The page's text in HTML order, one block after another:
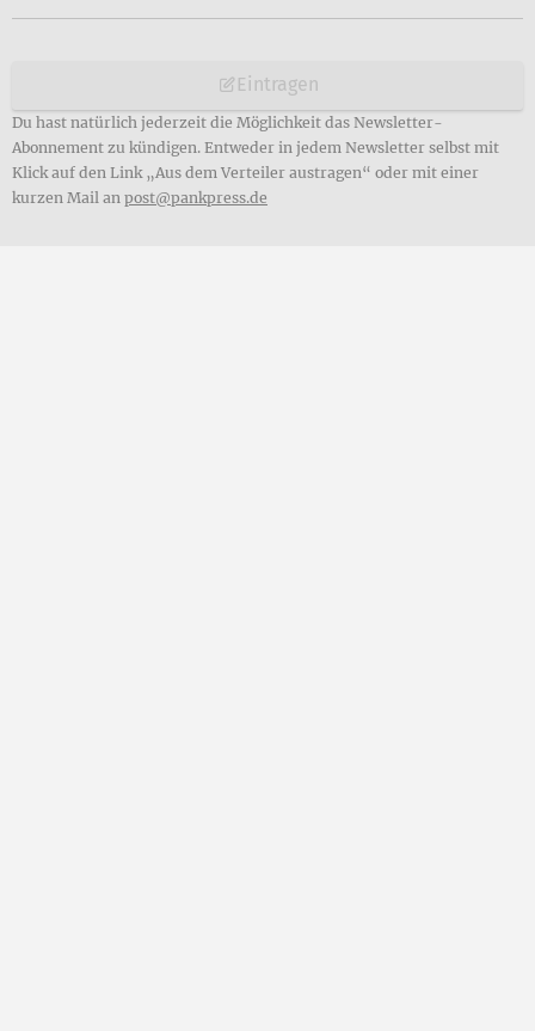
Eintragen
Du hast natürlich jederzeit die Möglichkeit das Newsletter-
Abonnement zu kündigen. Entweder in jedem Newsletter selbst mit
Klick auf den Link „Aus dem Verteiler austragen“ oder mit einer
kurzen Mail an post@pankpress.de